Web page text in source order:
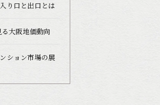
り口と出口とは
大阪地価動向
ション市場の展